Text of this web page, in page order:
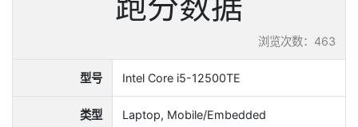
浏览次数：463
型号 Intel Core i5-12500TE
类型 Laptop, Mobile/Embedded